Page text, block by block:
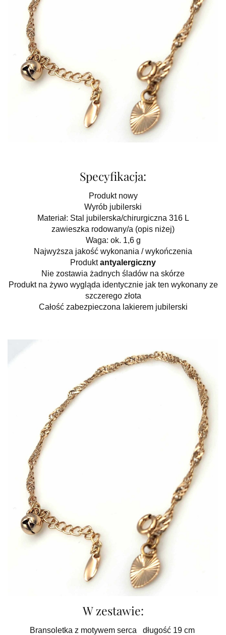
Specyfikacja:
Produkt nowy
Wyrób jubilerski
Materiał: Stal jubilerska/chirurgiczna 316 L
zawieszka rodowany/a (opis niżej)
Waga: ok. 1,6 g
Najwyższa jakość wykonania / wykończenia
Produktantyalergiczny
Nie zostawia żadnych śladów na skórze
Produkt na żywo wygląda identycznie jak ten wykonany ze
szczerego złota
Całość zabezpieczona lakierem jubilerski
W zestawie:
Bransoletka z motywem serca długość 19 cm